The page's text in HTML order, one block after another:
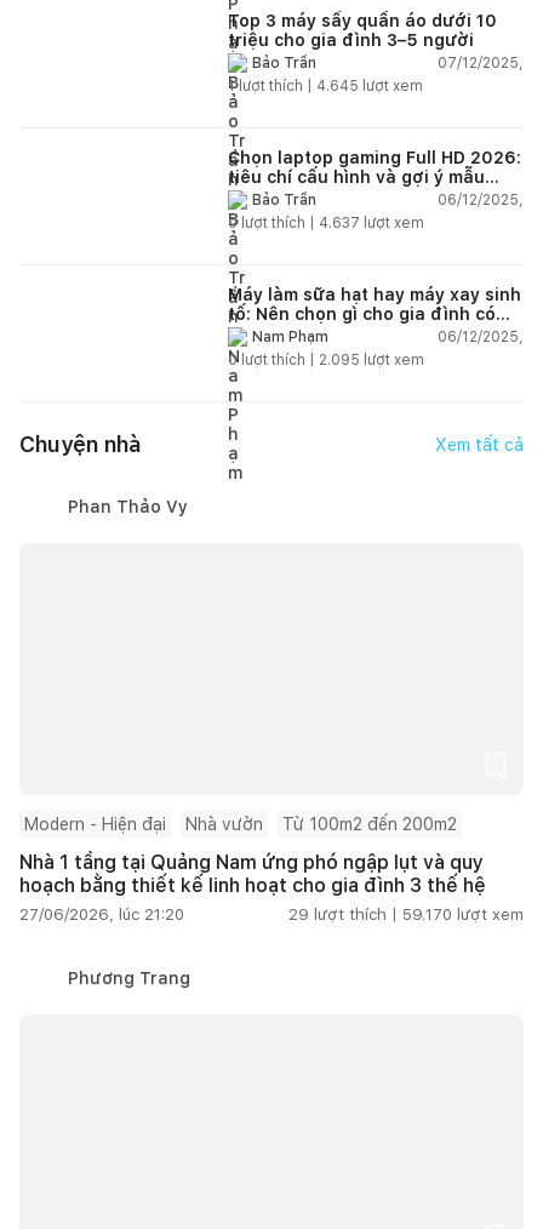
Top 3 máy sấy quần áo dưới 10
triệu cho gia đình 3–5 người
Bảo Trần
07/12/2025,
1lượt thích | 4.645 lượt xem
Chọn laptop gaming Full HD 2026:
tiêu chí cấu hình và gợi ý mẫu
đáng mua
Bảo Trần
06/12/2025,
0lượt thích | 4.637 lượt xem
Máy làm sữa hạt hay máy xay sinh
tố: Nên chọn gì cho gia đình có
trẻ nhỏ (2–4 người)?
Nam Phạm
06/12/2025,
0lượt thích | 2.095 lượt xem
Chuyện nhà Xem tất cả
Phan Thảo Vy
Modern - Hiện đại Nhà vườn Từ 100m2 đến 200m2
Nhà 1 tầng tại Quảng Nam ứng phó ngập lụt và quy
hoạch bằng thiết kế linh hoạt cho gia đình 3 thế hệ
27/06/2026, lúc 21:20 29 lượt thích | 59.170 lượt xem
Phương Trang